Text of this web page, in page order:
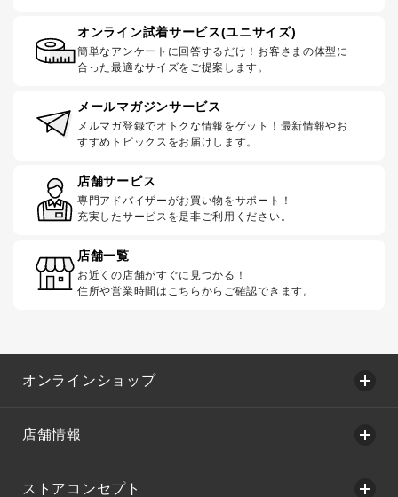
オンライン試着サービス(ユニサイズ)
簡単なアンケートに回答するだけ！お客さまの体型に
合った最適なサイズをご提案します。
メールマガジンサービス
メルマガ登録でオトクな情報をゲット！最新情報やお
すすめトピックスをお届けします。
店舗サービス
専門アドバイザーがお買い物をサポート！
充実したサービスを是非ご利用ください。
店舗一覧
お近くの店舗がすぐに見つかる！
住所や営業時間はこちらからご確認できます。
オンラインショップ
店舗情報
ストアコンセプト